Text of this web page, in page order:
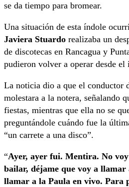
se da tiempo para bromear.
Una situación de esta índole
Javiera Stuardo realizaba un
de discotecas en Rancagua y
pudieron volver a operar desde
La noticia dio a que el conductor
molestara a la notera, señalando
fiestas, mientras que ella no se
preguntándole cuándo fue la
“un carrete a una disco”.
“Ayer, ayer fui. Mentira. No voy
bailar, déjame que voy a llamar
llamar a la Paula en vivo. Para